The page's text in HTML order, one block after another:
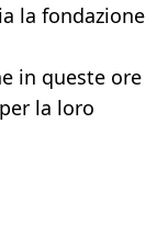
la fondazione
in queste ore
la loro